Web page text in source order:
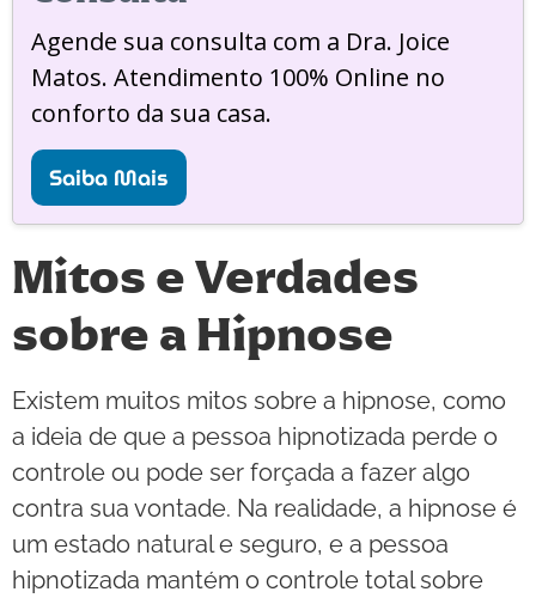
Agende sua consulta com a Dra. Joice
Matos. Atendimento 100% Online no
conforto da sua casa.
Saiba Mais
Mitos e Verdades
sobre a Hipnose
Existem muitos mitos sobre a hipnose, como
a ideia de que a pessoa hipnotizada perde o
controle ou pode ser forçada a fazer algo
contra sua vontade. Na realidade, a hipnose é
um estado natural e seguro, e a pessoa
hipnotizada mantém o controle total sobre